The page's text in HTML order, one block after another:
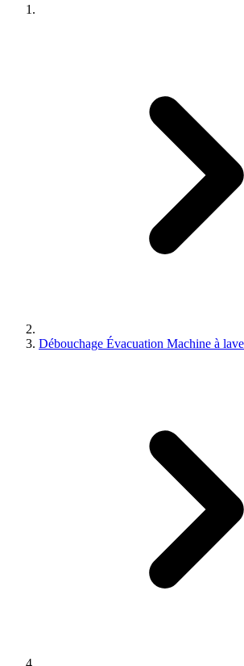
Débouchage Évacuation Machine à